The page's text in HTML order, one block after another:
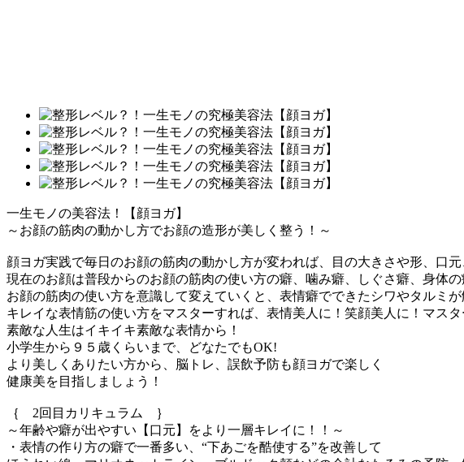
一生モノの美容法！【顔ヨガ】
～お顔の筋肉の動かし方でお顔の造形が美しく整う！～
顔ヨガ実践で毎日のお顔の筋肉の動かし方が変われば、目の大きさや形、口
現在のお顔は普段からのお顔の筋肉の使い方の癖、噛み癖、しぐさ癖、身体
お顔の筋肉の使い方を意識して変えていくと、表情癖でできたシワやタルミ
キレイな表情筋の使い方をマスターすれば、表情美人に！笑顔美人に！マス
素敵な人生はイキイキ素敵な表情から！
小学生から９５歳くらいまで、どなたでもOK!
より美しくありたい方から、脳トレ、誤飲予防も顔ヨガで楽しく
健康美を目指しましょう！
｛ 2回目カリキュラム ｝
～年齢や癖が出やすい【口元】をより一層キレイに！！～
・表情の作り方の癖で一番多い、“下あごを酷使する”を改善して